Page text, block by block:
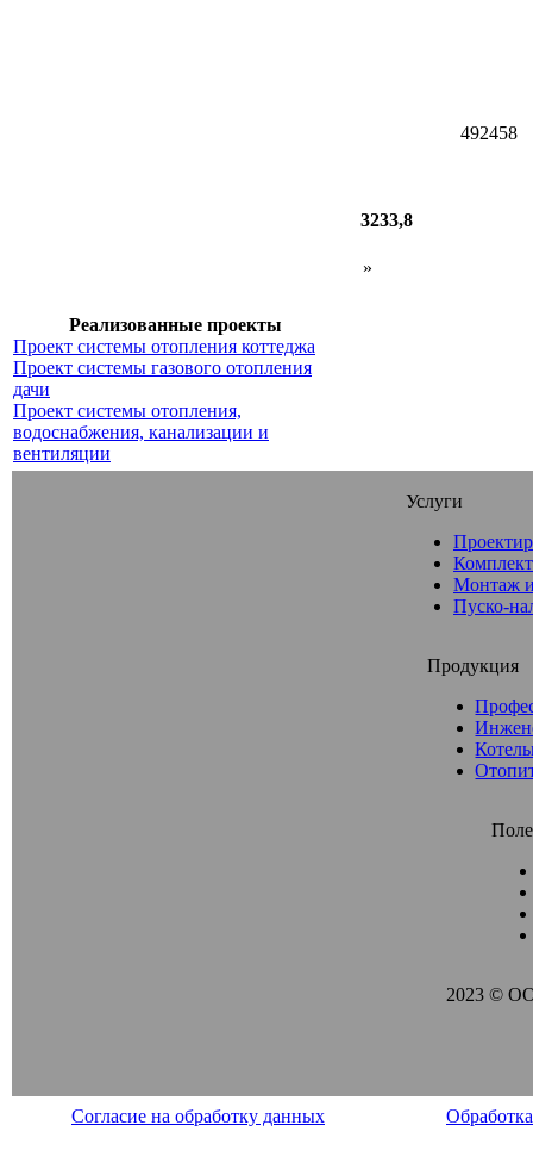
Реализованные проекты
Проект системы отопления коттеджа
Проект системы газового отопления
дачи
Проект системы отопления,
водоснабжения, канализации и
вентиляции
3233,8
492458
»
Услуги
Монтаж
Пуско-
Продукция
2023 ©
Согласие на обработку данных